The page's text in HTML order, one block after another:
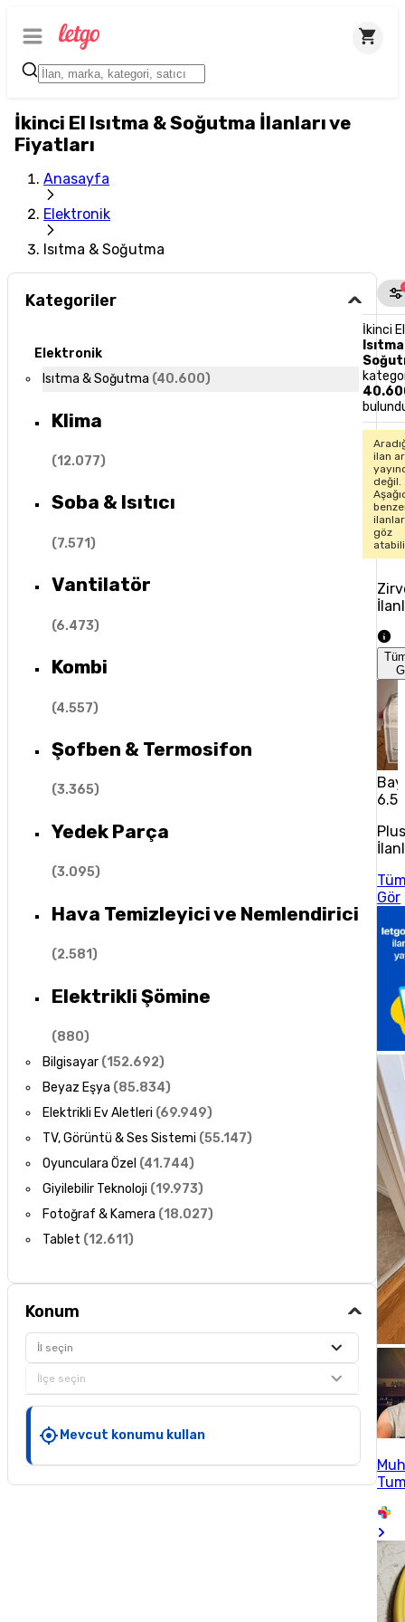
İkinci El Isıtma & Soğutma İlanları ve
Fiyatları
Anasayfa
Elektronik
Isıtma & Soğutma
Kategoriler
Elektronik
Isıtma & Soğutma (40.600)
Klima
(12.077)
Soba & Isıtıcı
(7.571)
Vantilatör
(6.473)
Kombi
(4.557)
Şofben & Termosifon
(3.365)
Yedek Parça
(3.095)
Hava Temizleyici ve Nemlendirici
(2.581)
Elektrikli Şömine
(880)
Bilgisayar (152.692)
Beyaz Eşya (85.834)
Elektrikli Ev Aletleri (69.949)
TV, Görüntü & Ses Sistemi (55.147)
Oyunculara Özel (41.744)
Giyilebilir Teknoloji (19.973)
Fotoğraf & Kamera (18.027)
Tablet (12.611)
Konum
İl seçin
İlçe seçin
Mevcut konumu kullan
İkinci El
ilan
değil.
göz
Gör